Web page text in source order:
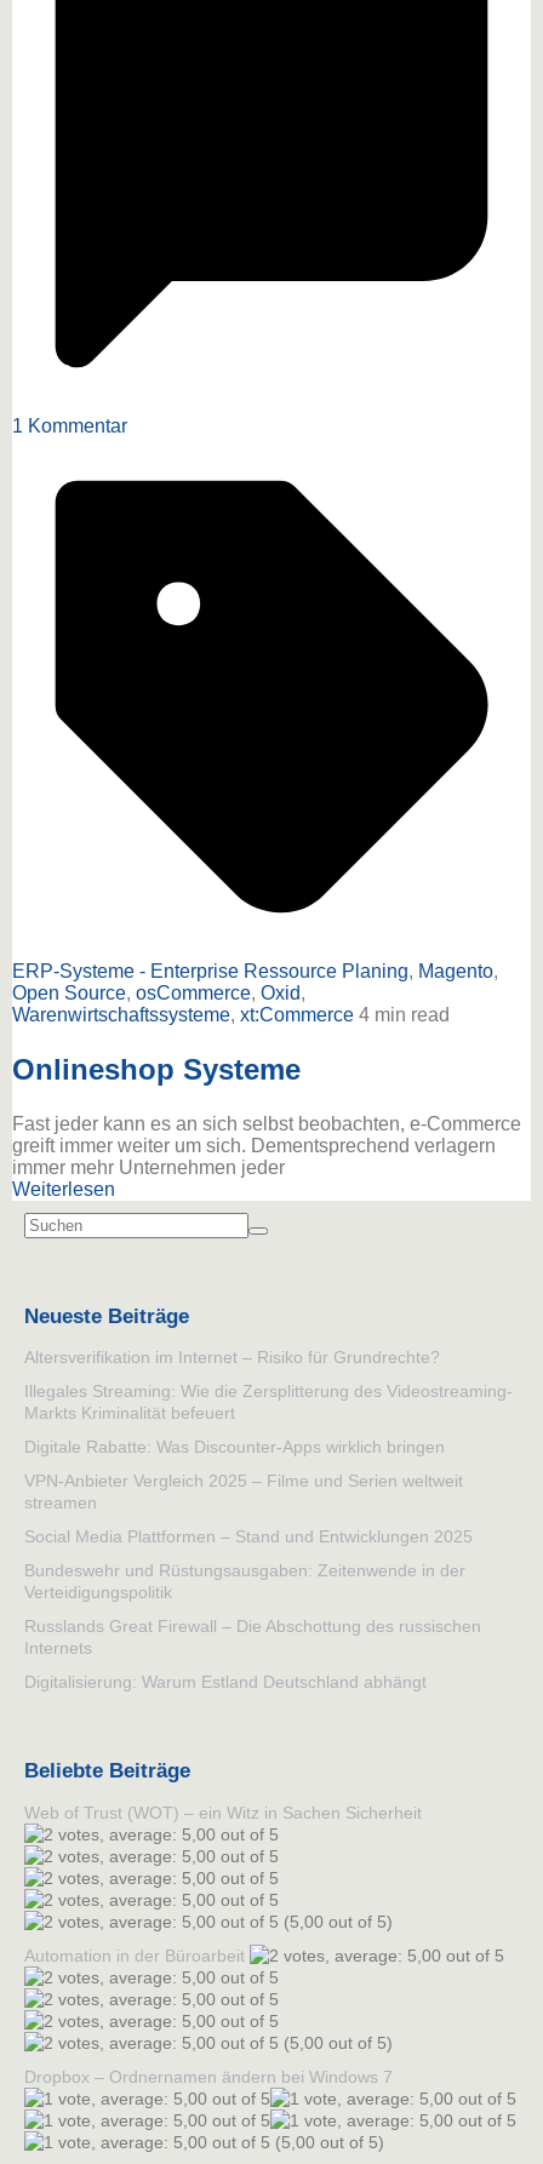
1 Kommentar
ERP-Systeme - Enterprise Ressource Planing, Magento,
Open Source, osCommerce, Oxid,
Warenwirtschaftssysteme, xt:Commerce 4 min read
Onlineshop Systeme
Fast jeder kann es an sich selbst beobachten, e-Commerce
greift immer weiter um sich. Dementsprechend verlagern
immer mehr Unternehmen jeder
Weiterlesen
Neueste Beiträge
Altersverifikation im Internet – Risiko für Grundrechte?
Illegales Streaming: Wie die Zersplitterung des Videostreaming-
Markts Kriminalität befeuert
Digitale Rabatte: Was Discounter-Apps wirklich bringen
VPN-Anbieter Vergleich 2025 – Filme und Serien weltweit
streamen
Social Media Plattformen – Stand und Entwicklungen 2025
Bundeswehr und Rüstungsausgaben: Zeitenwende in der
Verteidigungspolitik
Russlands Great Firewall – Die Abschottung des russischen
Internets
Digitalisierung: Warum Estland Deutschland abhängt
Beliebte Beiträge
Web of Trust (WOT) – ein Witz in Sachen Sicherheit
(5,00 out of 5)
Automation in der Büroarbeit
(5,00 out of 5)
Dropbox – Ordnernamen ändern bei Windows 7
(5,00 out of 5)